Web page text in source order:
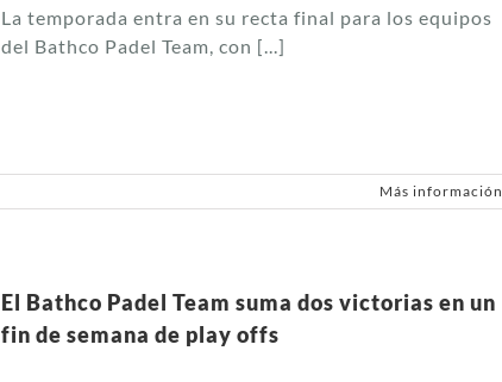
La temporada entra en su recta final para los equipos
del Bathco Padel Team, con [...]
Más información
El Bathco Padel Team suma dos victorias en un
fin de semana de play offs